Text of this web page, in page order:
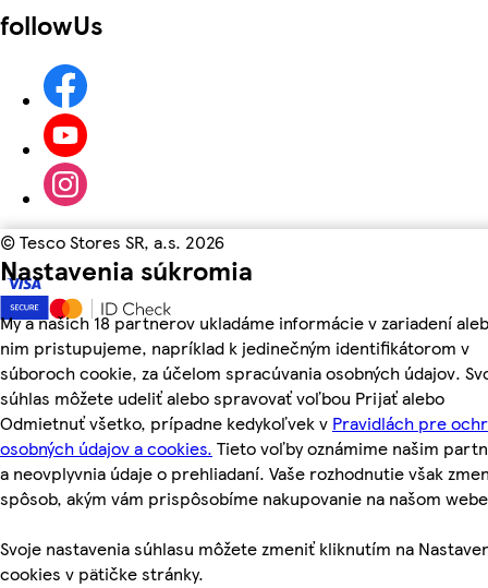
Nastavenia súkromia
My a našich 18 partnerov ukladáme informácie v zariadení
nim pristupujeme, napríklad k jedinečným identifikátorom v
súboroch cookie, za účelom spracúvania osobných údajov.
súhlas môžete udeliť alebo spravovať voľbou Prijať alebo
Odmietnuť všetko, prípadne kedykoľvek v Pravidlách pre
osobných údajov a cookies. Tieto voľby oznámime našim
a neovplyvnia údaje o prehliadaní. Vaše rozhodnutie však
spôsob, akým vám prispôsobíme nakupovanie na našom
Svoje nastavenia súhlasu môžete zmeniť kliknutím na
cookies v pätičke stránky.
followUs
©Tesco Stores SR, a.s. 2026